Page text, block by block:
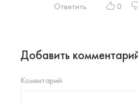
Ответить
0
Добавить
Коментарий